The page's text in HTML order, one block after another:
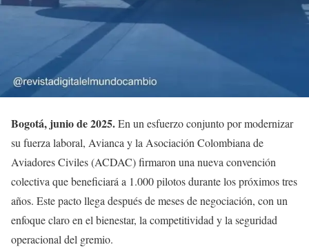
Bogotá, junio de 2025.En un esfuerzo conjunto por modernizar
su fuerza laboral, Avianca y la Asociación Colombiana de
Aviadores Civiles (ACDAC) firmaron una nueva convención
colectiva que beneficiará a 1.000 pilotos durante los próximos tres
años. Este pacto llega después de meses de negociación, con un
enfoque claro en el bienestar, la competitividad y la seguridad
operacional del gremio.